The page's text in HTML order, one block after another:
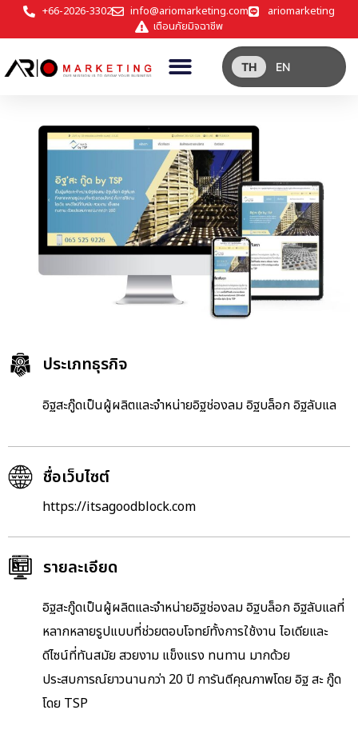
+66-2026-3302 info@ariomarketing.com
ariomarketing
เตือนภัยมิจฉาชีพ
TH EN
ประเภทธุรกิจ
อิฐสะกู๊ดเป็นผู้ผลิตและจำหน่ายอิฐช่องลม อิฐบล็อก อิฐลับแล
ชื่อเว็บไซต์
https://itsagoodblock.com
รายละเอียด
อิฐสะกู๊ดเป็นผู้ผลิตและจำหน่ายอิฐช่องลม อิฐบล็อก อิฐลับแลที่
หลากหลายรูปแบบที่ช่วยตอบโจทย์ทั้งการใช้งาน ไอเดียและ
ดีไซน์ที่ทันสมัย สวยงาม แข็งแรง ทนทาน มากด้วย
ประสบการณ์ยาวนานกว่า 20 ปี การันตีคุณภาพโดย อิฐ สะ กู๊ด
โดย TSP